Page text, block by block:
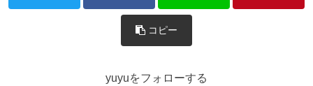
コピー
yuyuをフォローする